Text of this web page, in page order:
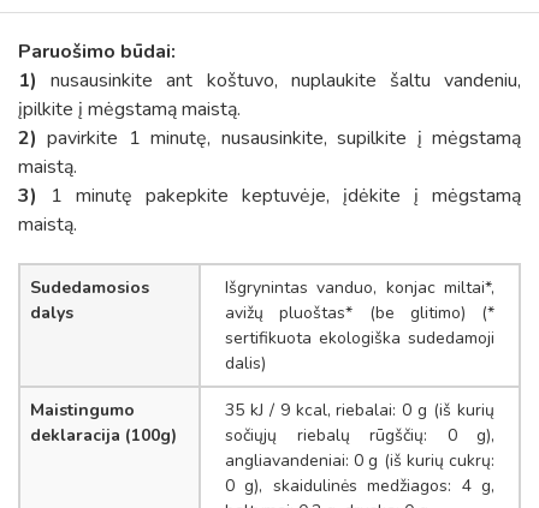
Paruošimo būdai:
1) nusausinkite ant koštuvo, nuplaukite šaltu vandeniu,
įpilkite į mėgstamą maistą.
2) pavirkite 1 minutę, nusausinkite, supilkite į mėgstamą
maistą.
3) 1 minutę pakepkite keptuvėje, įdėkite į mėgstamą
maistą.
Sudedamosios
dalys
Išgrynintas vanduo, konjac miltai*,
avižų pluoštas* (be glitimo) (*
sertifikuota ekologiška sudedamoji
dalis)
Maistingumo
deklaracija (100g)
35 kJ / 9 kcal, riebalai: 0 g (iš kurių
sočiųjų riebalų rūgščių: 0 g),
angliavandeniai: 0 g (iš kurių cukrų:
0 g), skaidulinės medžiagos: 4 g,